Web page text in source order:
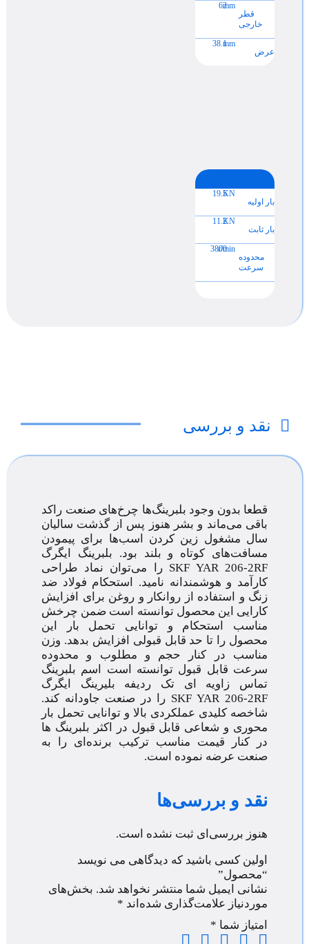
قطر
خارجی
mm
62
عرض
mm
38.1
بار اولیه
KN
19.5
بار ثابت
KN
11.2
محدوده
سرعت
r/min
3800
نقد و بررسی
قطعا بدون وجود بلبرینگ‌ها چرخ‌های صنعت راکد
باقی می‌ماند و بشر هنوز پس از گذشت سالیان
سال مشغول زین کردن اسب‌ها برای پیمودن
مسافت‌های کوتاه و بلند بود. بلبرینگ ایگرگ
SKF YAR 206-2RF
را می‌توان نماد طراحی
کارآمد و هوشمندانه نامید. استحکام فولاد ضد
زنگ و استفاده از روانکار و روغن برای افزایش
کارایی این محصول توانسته است ضمن چرخش
مناسب استحکام و توانایی تحمل بار این
محصول را تا حد قابل قبولی افزایش بدهد. وزن
مناسب در کنار حجم و مطلوب و محدوده
سرعت قابل قبول توانسته است اسم بلبرینگ
تماس زاویه ای تک ردیفه بلیرینگ ایگرگ
SKFYAR 206-2RF
را در صنعت جاودانه کند.
شاخصه کلیدی عملکردی بالا و توانایی تحمل بار
محوری و شعاعی قابل قبول در اکثر بلبرینگ ها
در کنار قیمت مناسب ترکیب برنده‌ای را به
صنعت عرضه نموده است.
نقد و بررسی‌ها
هنوز بررسی‌ای ثبت نشده است.
اولین کسی باشید که دیدگاهی می نویسد
“محصول”
نشانی ایمیل شما منتشر نخواهد شد. بخش‌های
موردنیاز علامت‌گذاری شده‌اند *
امتیاز شما *